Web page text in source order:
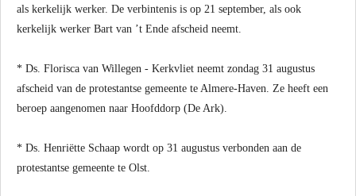
als kerkelijk werker. De verbintenis is op 21 september, als ook
kerkelijk werker Bart van ’t Ende afscheid neemt.
* Ds. Florisca van Willegen - Kerkvliet neemt zondag 31 augustus
afscheid van de protestantse gemeente te Almere-Haven. Ze heeft een
beroep aangenomen naar Hoofddorp (De Ark).
* Ds. Henriëtte Schaap wordt op 31 augustus verbonden aan de
protestantse gemeente te Olst.